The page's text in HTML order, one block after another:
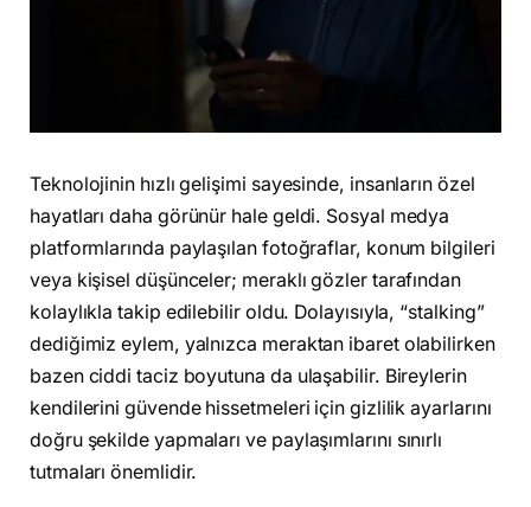
Teknolojinin hızlı gelişimi sayesinde, insanların özel
hayatları daha görünür hale geldi. Sosyal medya
platformlarında paylaşılan fotoğraflar, konum bilgileri
veya kişisel düşünceler; meraklı gözler tarafından
kolaylıkla takip edilebilir oldu. Dolayısıyla, “stalking”
dediğimiz eylem, yalnızca meraktan ibaret olabilirken
bazen ciddi taciz boyutuna da ulaşabilir. Bireylerin
kendilerini güvende hissetmeleri için gizlilik ayarlarını
doğru şekilde yapmaları ve paylaşımlarını sınırlı
tutmaları önemlidir.